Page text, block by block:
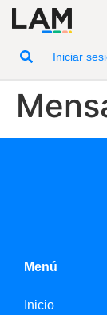
Iniciar
Menú
Inicio